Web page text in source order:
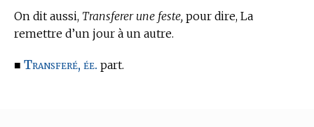
On dit aussi, Transferer une feste, pour dire, La
remettre d’un jour à un autre.
■ Transferé, ée. part.